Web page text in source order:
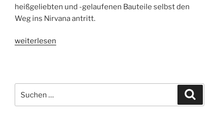
heißgeliebten und -gelaufenen Bauteile selbst den
Weg ins Nirvana antritt.
„ARP
FX“
weiterlesen
nach: